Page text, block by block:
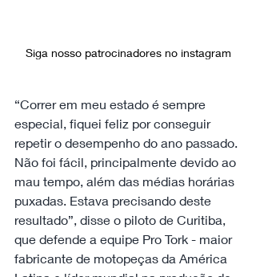
Siga nosso patrocinadores no instagram
“Correr em meu estado é sempre
especial, fiquei feliz por conseguir
repetir o desempenho do ano passado.
Não foi fácil, principalmente devido ao
mau tempo, além das médias horárias
puxadas. Estava precisando deste
resultado”, disse o piloto de Curitiba,
que defende a equipe Pro Tork - maior
fabricante de motopeças da América